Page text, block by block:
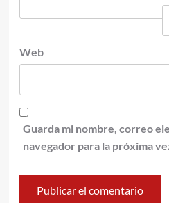
Web
Guarda mi nombre, correo
navegador para la próxima